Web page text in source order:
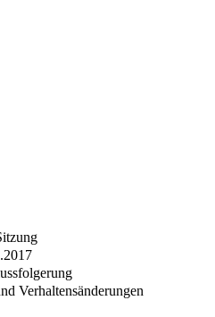
Verhaltensänderungen